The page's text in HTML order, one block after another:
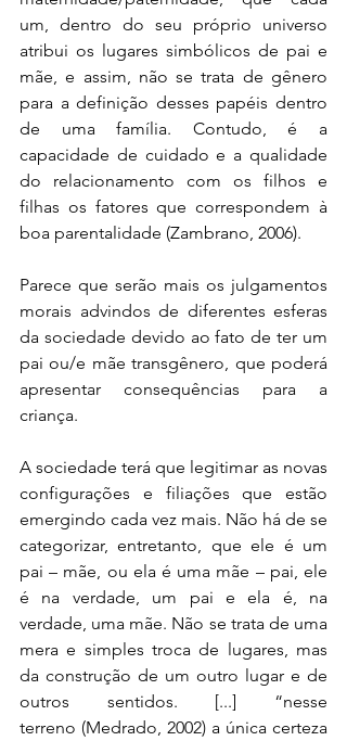
um, dentro do seu próprio universo
atribui os lugares simbólicos de pai e
mãe, e assim, não se trata de gênero
para a definição desses papéis dentro
de uma família. Contudo, é a
capacidade de cuidado e a qualidade
do relacionamento com os filhos e
filhas os fatores que correspondem à
boa parentalidade (Zambrano, 2006).
Parece que serão mais os julgamentos
morais advindos de diferentes esferas
da sociedade devido ao fato de ter um
pai ou/e mãe transgênero, que poderá
apresentar consequências para a
criança.
A sociedade terá que legitimar as novas
configurações e filiações que estão
emergindo cada vez mais. Não há de se
categorizar, entretanto, que ele é um
pai – mãe, ou ela é uma mãe – pai, ele
é na verdade, um pai e ela é, na
verdade, uma mãe. Não se trata de uma
mera e simples troca de lugares, mas
da construção de um outro lugar e de
outros sentidos. [...] “nesse
terreno (Medrado, 2002) a única certeza